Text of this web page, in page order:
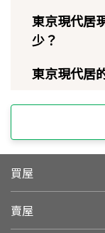
東京現代居
少？
東京現代居
買屋
賣屋